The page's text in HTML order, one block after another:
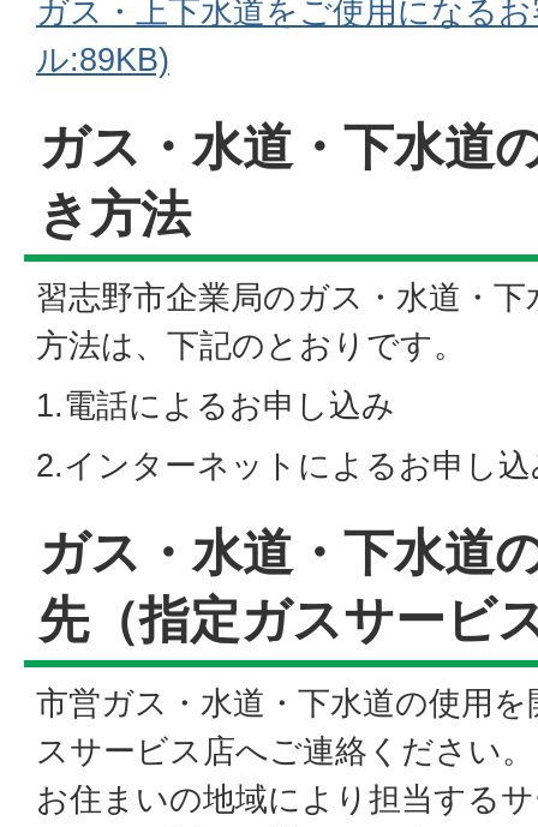
ガス・上下水道をご使用になる
ル:89KB)
ガス・水道・下水道
き方法
習志野市企業局のガス・水道・
方法は、下記のとおりです。
1.電話によるお申し込み
2.インターネットによるお申し
ガス・水道・下水道
先（指定ガスサービ
市営ガス・水道・下水道の使用
スサービス店へご連絡ください。
お住まいの地域により担当する